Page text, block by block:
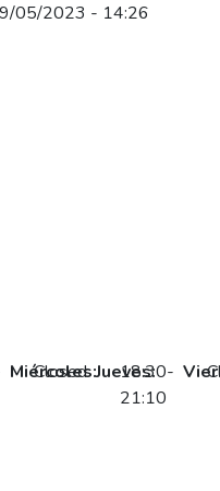
05/2023 - 14:26
Miércoles:
Closed Jueves:
18:30-
21:10